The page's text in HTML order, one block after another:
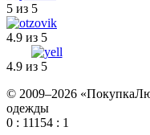
5 из 5
4.9 из 5
4.9 из 5
© 2009–2026
одежды
0 : 11154 : 1